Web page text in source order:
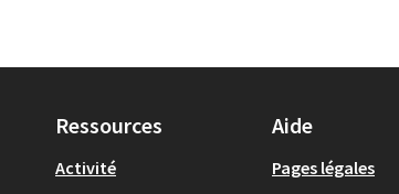
Ressources
Activité
Aide
Pages légales